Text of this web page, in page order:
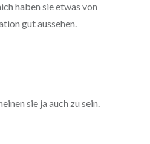
haben sie etwas von
gut aussehen.
sie ja auch zu sein.